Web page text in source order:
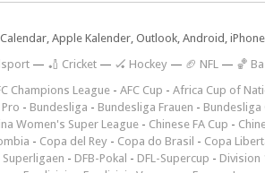
Apple Kalender, Outlook, Android,
— 🏏 Cricket — 🏑 Hockey — 🏈 NFL — 🏀
Champions League - AFC Cup - Africa Cup of
- Bundesliga - Bundesliga Frauen - Bundesliga
Women's Super League - Chinese FA Cup -
- Copa del Rey - Copa do Brasil - Copa
Superligaen - DFB-Pokal - DFL-Supercup - Division